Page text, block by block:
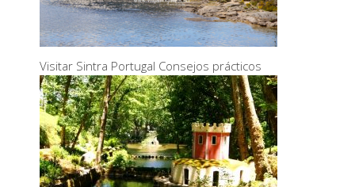
Visitar Sintra Portugal Consejos prácticos